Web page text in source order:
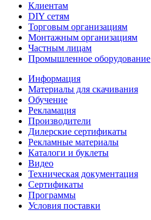
Клиентам
DIY сетям
Торговым организациям
Монтажным организациям
Частным лицам
Промышленное оборудование
Информация
Материалы для скачивания
Обучение
Рекламация
Производители
Дилерские сертификаты
Рекламные материалы
Каталоги и буклеты
Видео
Техническая документация
Сертификаты
Программы
Условия поставки